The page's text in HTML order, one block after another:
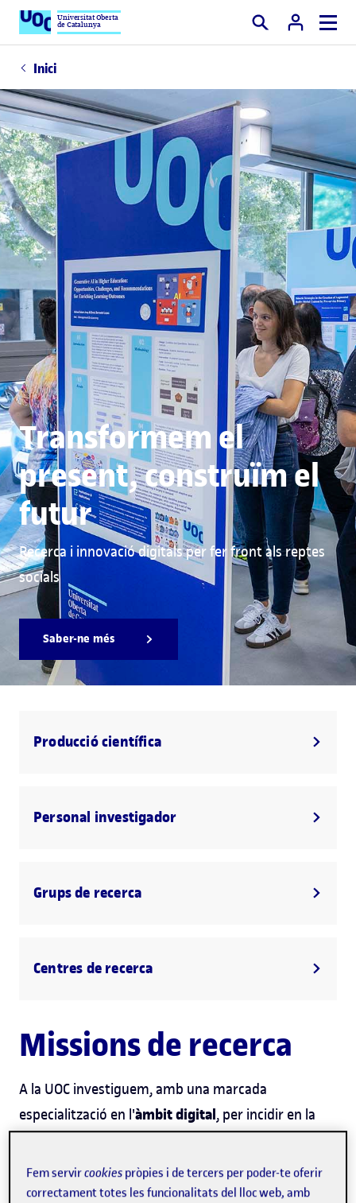
Universitat Oberta
de Catalunya Cercar
Inici
Transformem el
present, construïm el
futur
Recerca i innovació digitals per fer front als reptes
socials
Saber-ne més
Producció científica
Personal investigador
Grups de recerca
Centres de recerca
Missions de recerca
A la UOC investiguem, amb una marcada
especialització en l'àmbit digital, per incidir en la
construcció de la societat del futur i contribuir a les
transformacions necessàries per fer front als
desafiaments globals. Ens centrem encinc
Fem servircookies pròpies i de tercers per poder-te oferir
correctament totes les funcionalitats del lloc web, amb